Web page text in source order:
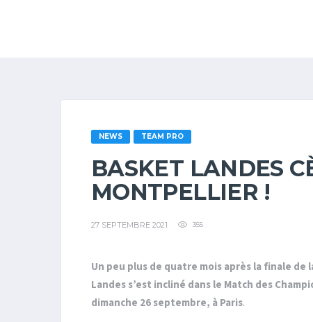
NEWS TEAM PRO
BASKET LANDES
MONTPELLIER !
27 SEPTEMBRE 2021 355
Un peu plus de quatre mois après la finale de
Landes s’est incliné dans le Match des
dimanche 26 septembre, à Paris.